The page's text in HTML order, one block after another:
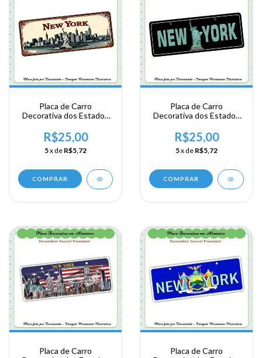
Placa de Carro
Decorativa dos Estados
New York
R$25,00
5x de R$5,72
COMPRAR
Placa de Carro
Decorativa dos Estados
New York
R$25,00
5x de R$5,72
COMPRAR
Placa de Carro
Placa de Carro